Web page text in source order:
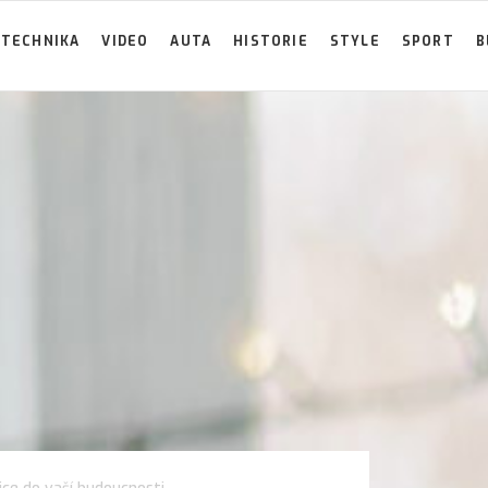
TECHNIKA VIDEO AUTA HISTORIE STYLE SPORT